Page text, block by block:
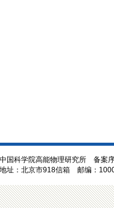
中国科学院高能物理研究所 备案
地址：北京市918信箱 邮编：